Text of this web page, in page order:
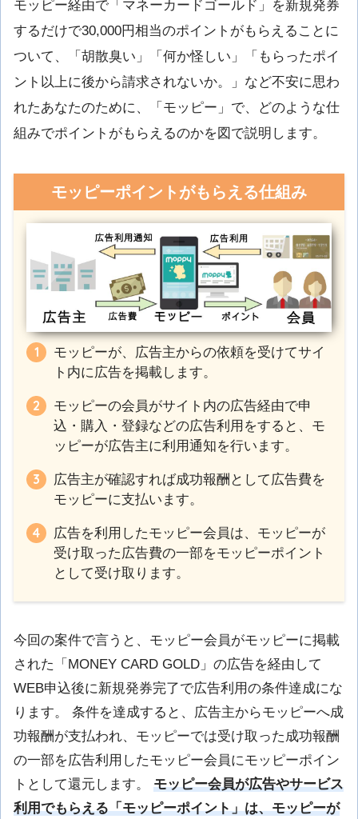
モッピー経由で「マネーカードゴールド」を新規発券
するだけで30,000円相当のポイントがもらえることに
ついて、「胡散臭い」「何か怪しい」「もらったポイ
ント以上に後から請求されないか。」など不安に思わ
れたあなたのために、「モッピー」で、どのような仕
組みでポイントがもらえるのかを図で説明します。
モッピーポイントがもらえる仕組み
モッピーが、広告主からの依頼を受けてサイ
ト内に広告を掲載します。
モッピーの会員がサイト内の広告経由で申
込・購入・登録などの広告利用をすると、モ
ッピーが広告主に利用通知を行います。
広告主が確認すれば成功報酬として広告費を
モッピーに支払います。
広告を利用したモッピー会員は、モッピーが
受け取った広告費の一部をモッピーポイント
として受け取ります。
今回の案件で言うと、モッピー会員がモッピーに掲載
された「MONEY CARD GOLD」の広告を経由して
WEB申込後に新規発券完了で広告利用の条件達成にな
ります。 条件を達成すると、広告主からモッピーへ成
功報酬が支払われ、モッピーでは受け取った成功報酬
の一部を広告利用したモッピー会員にモッピーポイン
トとして還元します。 モッピー会員が広告やサービス
利用でもらえる「モッピーポイント」は、モッピーが